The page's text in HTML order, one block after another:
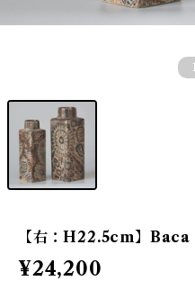
【右：H22.5cm】
¥24,200